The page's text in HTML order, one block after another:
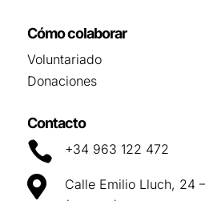
Cómo colaborar
Voluntariado
Donaciones
Contacto
 +34 963 122 472

Calle Emilio Lluch, 24